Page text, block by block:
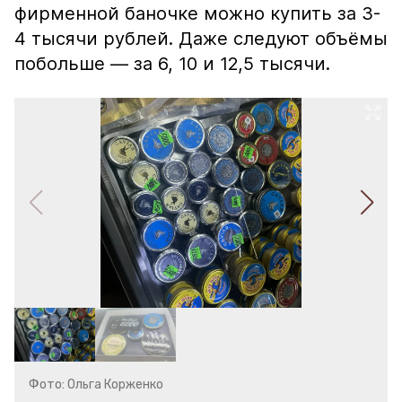
фирменной баночке можно купить за 3-
4 тысячи рублей. Даже следуют объёмы
побольше — за 6, 10 и 12,5 тысячи.
Фото: Ольга Корженко